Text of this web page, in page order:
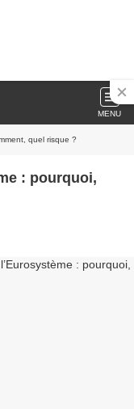
MENU
quel risque ?
: pourquoi,